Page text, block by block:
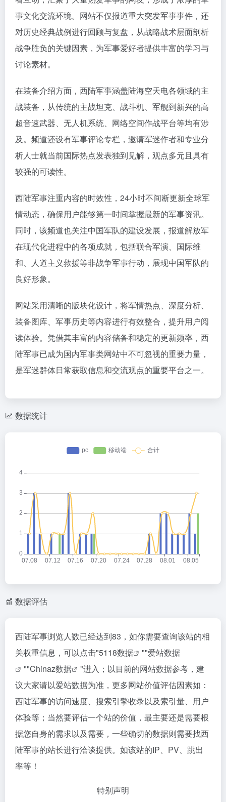
事文化交流环境。网站不仅报道重大突发军事事件，还
对历史经典战例进行回顾与复盘，从战略战术层面剖析
战争胜负的关键因素，为军事爱好者提供丰富的学习与
讨论素材。
在装备介绍方面，西陆军事涵盖陆海空天电各领域的主
战装备，从传统的主战坦克、战斗机、军舰到新兴的高
超音速武器、无人机系统、网络空间作战平台等均有涉
及。频道还设有军事评论专栏，邀请军迷作者和专业分
析人士就当前国际热点发表独到见解，观点多元且具有
较强的可读性。
西陆军事注重内容的时效性，24小时不间断更新全球军
情动态，确保用户能够第一时间掌握最新的军事资讯。
同时，该频道也关注中国军队的建设发展，报道解放军
在现代化进程中的各项成就，包括联合军演、国际维
和、人道主义救援等非战争军事行动，展现中国军队的
良好形象。
网站采用清晰的版块化设计，将军情热点、深度分析、
装备图库、军事历史等内容进行有效整合，提升用户阅
读体验。凭借其丰富的内容储备和稳定的更新频率，西
陆军事已成为国内军事类网站中不可忽视的重要力量，
是军迷群体日常获取信息和交流观点的重要平台之一。
数据统计
数据评估
西陆军事浏览人数已经达到83，如你需要查询该站的相
关权重信息，可以点击"5118数据 ""爱站数据
""Chinaz数据
"进入；以目前的网站数据参考，建
议大家请以爱站数据为准，更多网站价值评估因素如：
西陆军事的访问速度、搜索引擎收录以及索引量、用户
体验等；当然要评估一个站的价值，最主要还是需要根
据您自身的需求以及需要，一些确切的数据则需要找西
陆军事的站长进行洽谈提供。如该站的IP、PV、跳出
率等！
特别声明